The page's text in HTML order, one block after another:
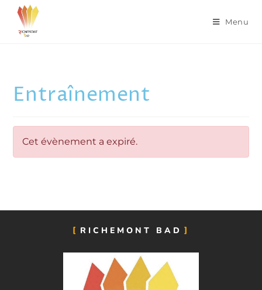
Menu
Entraînement
Cet évènement a expiré.
RICHEMONT BAD